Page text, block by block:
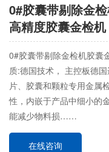
0#胶囊带剔除金
高精度胶囊金检机
0#胶囊带剔除金检机胶囊
质:德国技术， 主控板德
片、胶囊和颗粒专用金属
性，内嵌于产品中细小的
能减少物料损……
在线咨询